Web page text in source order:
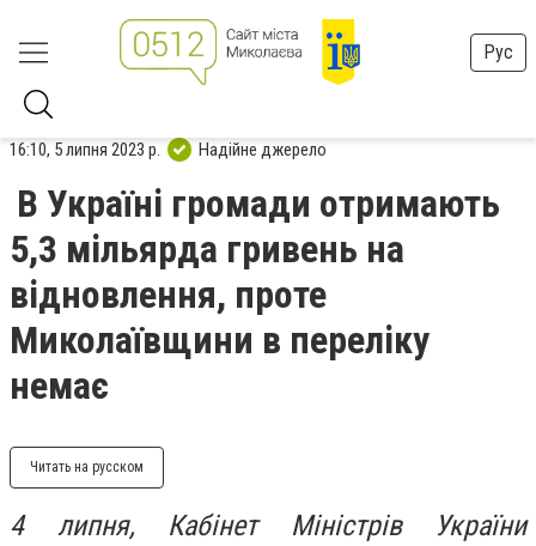
Рус
16:10, 5 липня 2023 р. Надійне джерело
В Україні громади отримають
5,3 мільярда гривень на
відновлення, проте
Миколаївщини в переліку
немає
Читать на русском
4 липня, Кабінет Міністрів України